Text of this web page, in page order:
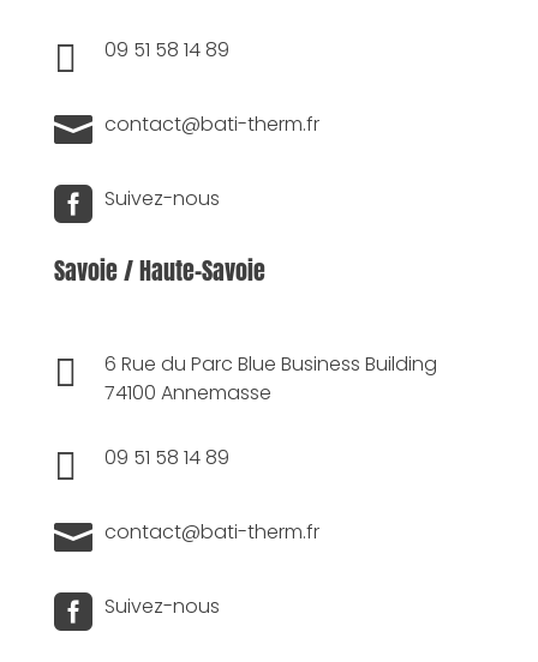
 09 51 58 14 89
 contact@bati-therm.fr
 Suivez-nous
Savoie / Haute-Savoie

6 Rue du Parc Blue Business Building
74100 Annemasse
 09 51 58 14 89
 contact@bati-therm.fr
 Suivez-nous